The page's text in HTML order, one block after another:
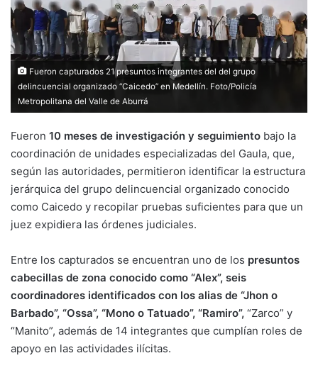
Fueron capturados 21 presuntos integrantes del del grupo
delincuencial organizado “Caicedo” en Medellín. Foto/Policía
Metropolitana del Valle de Aburrá
Fueron 10 meses de investigación y seguimiento bajo la
coordinación de unidades especializadas del Gaula, que,
según las autoridades, permitieron identificar la estructura
jerárquica del grupo delincuencial organizado conocido
como Caicedo y recopilar pruebas suficientes para que un
juez expidiera las órdenes judiciales.
Entre los capturados se encuentran uno de los presuntos
cabecillas de zona conocido como “Alex”, seis
coordinadores identificados con los alias de “Jhon o
Barbado”, “Ossa”, “Mono o Tatuado”, “Ramiro”, “Zarco” y
“Manito”, además de 14 integrantes que cumplían roles de
apoyo en las actividades ilícitas.